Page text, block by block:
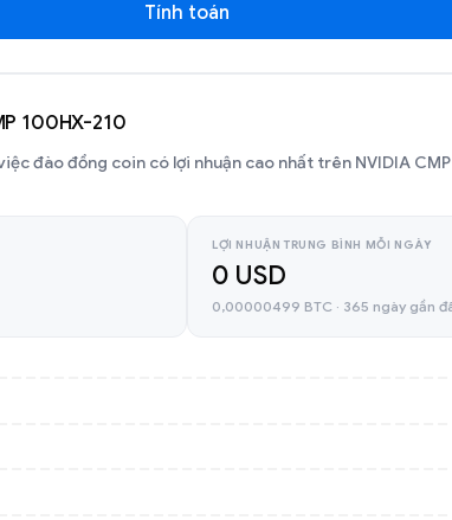
Tính toán
100HX-210
đào đồng coin có lợi nhuận cao nhất trên NVIDIA
LỢI NHUẬN TRUNG BÌNH MỖI NGÀY
0 USD
0,00000499 BTC · 365 ngày gần